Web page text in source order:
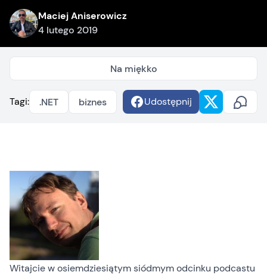
Maciej Aniserowicz
4 lutego 2019
Na miękko
Tagi: .NET biznes Udostępnij
Witajcie w osiemdziesiątym siódmym odcinku podcastu